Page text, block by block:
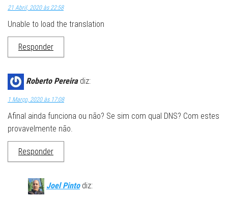
21 Abril, 2020 às 22:58
Unable to load the translation
Responder
Roberto Pereira diz:
1 Março, 2020 às 17:08
Afinal ainda funciona ou não? Se sim com qual DNS? Com estes
provavelmente não.
Responder
Joel Pinto diz: